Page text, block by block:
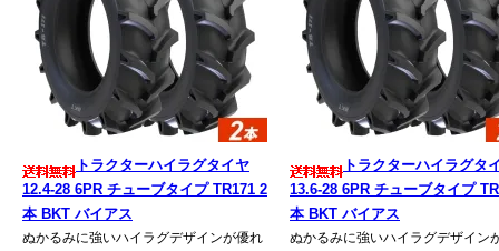
トラクターハイラグタイヤ
12.4-28 6PR チューブタイプ TR171 2
本 BKT バイアス
ぬかるみに強いハイラグデザインが優れ
トラクターハイラグタ
13.6-28 6PR チューブタイプ
本 BKT バイアス
ぬかるみに強いハイラグデザイン